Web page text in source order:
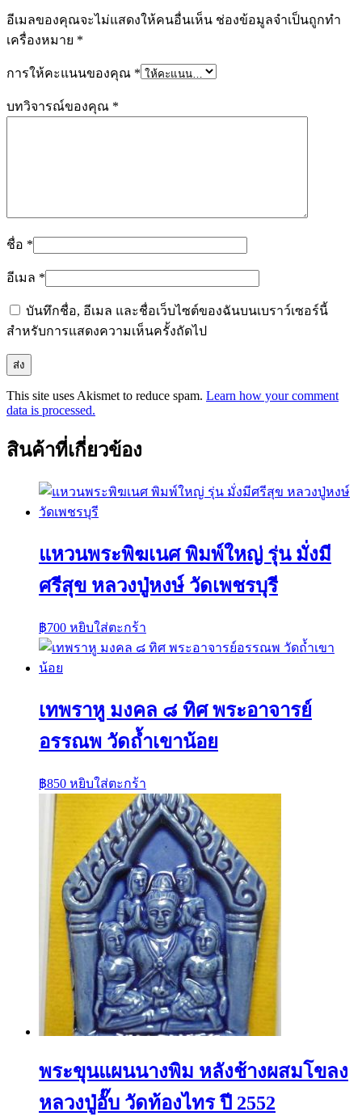
อีเมลของคุณจะไม่แสดงให้คนอื่นเห็น ช่องข้อมูลจำเป็นถูกทำ
เครื่องหมาย *
การให้คะแนนของคุณ *
บทวิจารณ์ของคุณ *
ชื่อ *
อีเมล *
บันทึกชื่อ, อีเมล และชื่อเว็บไซต์ของฉันบนเบราว์เซอร์นี้
สำหรับการแสดงความเห็นครั้งถัดไป
This site uses Akismet to reduce spam. Learn how your comment
data is processed.
สินค้าที่เกี่ยวข้อง
แหวนพระพิฆเนศ พิมพ์ใหญ่ รุ่น มั่งมี
ศรีสุข หลวงปู่หงษ์ วัดเพชรบุรี
฿700 หยิบใส่ตะกร้า
เทพราหู มงคล ๘ ทิศ พระอาจารย์
อรรณพ วัดถ้ำเขาน้อย
฿850 หยิบใส่ตะกร้า
พระขุนแผนนางพิม หลังช้างผสมโขลง
หลวงปู่อั๊บ วัดท้องไทร ปี 2552